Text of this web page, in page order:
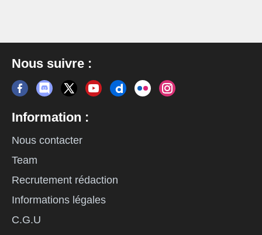
Nous suivre :
Information :
Nous contacter
Team
Recrutement rédaction
Informations légales
C.G.U